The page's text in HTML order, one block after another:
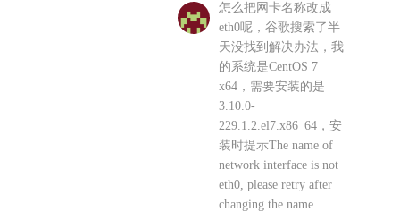
怎么把网卡名称改成
eth0呢，谷歌搜索了半
天没找到解决办法，我
的系统是CentOS 7
x64，需要安装的是
3.10.0-
229.1.2.el7.x86_64，安
装时提示The name of
network interface is not
eth0, please retry after
changing the name.